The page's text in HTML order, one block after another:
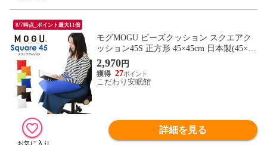
8/7時点_ポイント最大11倍
モグMOGU ビーズクッション スクエアク
ッション45S 正方形 45×45cm 日本製(45×45
cm レッド)【10I-BASIC45S-RE】
2,970円
27
こだわり安眠館
詳細を見る